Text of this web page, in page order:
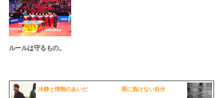
ルールは守るもの。
冷静と情熱のあいだ
雨に負けない自分